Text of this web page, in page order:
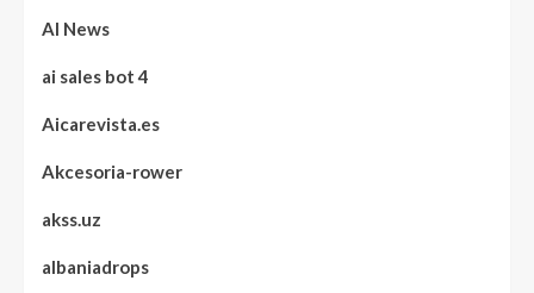
AI News
ai sales bot 4
Aicarevista.es
Akcesoria-rower
akss.uz
albaniadrops